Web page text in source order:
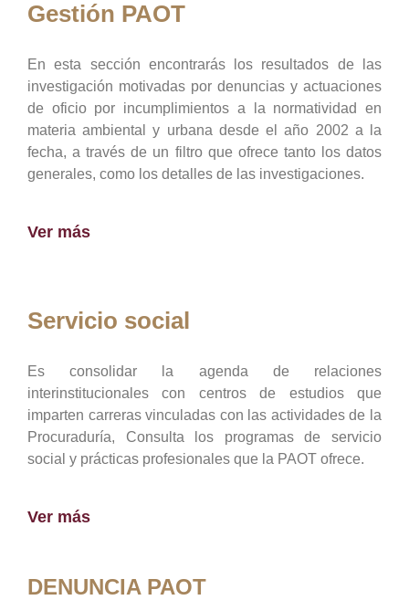
Gestión PAOT
En esta sección encontrarás los resultados de las
investigación motivadas por denuncias y actuaciones
de oficio por incumplimientos a la normatividad en
materia ambiental y urbana desde el año 2002 a la
fecha, a través de un filtro que ofrece tanto los datos
generales, como los detalles de las investigaciones.
Ver más
Servicio social
Es consolidar la agenda de relaciones
interinstitucionales con centros de estudios que
imparten carreras vinculadas con las actividades de la
Procuraduría, Consulta los programas de servicio
social y prácticas profesionales que la PAOT ofrece.
Ver más
DENUNCIA PAOT